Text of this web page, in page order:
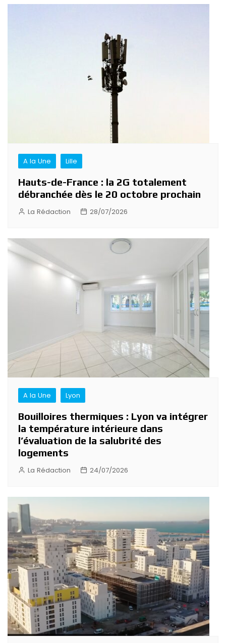
A la Une Lille
Hauts-de-France : la 2G totalement
débranchée dès le 20 octobre prochain
La Rédaction 28/07/2026
A la Une Lyon
Bouilloires thermiques : Lyon va intégrer
la température intérieure dans
l’évaluation de la salubrité des
logements
La Rédaction 24/07/2026